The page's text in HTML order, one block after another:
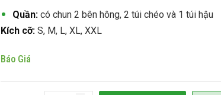
Báo Giá
Quần: có chun 2 bên hông, 2 túi chéo và 1 túi hậu
Kích cỡ: S, M, L, XL, XXL